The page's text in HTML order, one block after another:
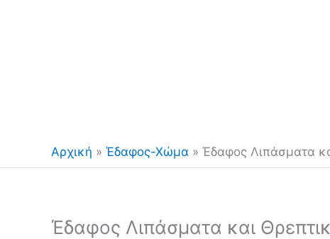
Αρχική » Έδαφος-Χώμα » Έδαφος Λιπάσματα
Έδαφος Λιπάσματα και